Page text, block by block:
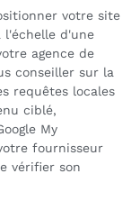
votre site
l'échelle d'une
agence de
conseiller sur la
requêtes locales
ciblé,
My
fournisseur
vérifier son